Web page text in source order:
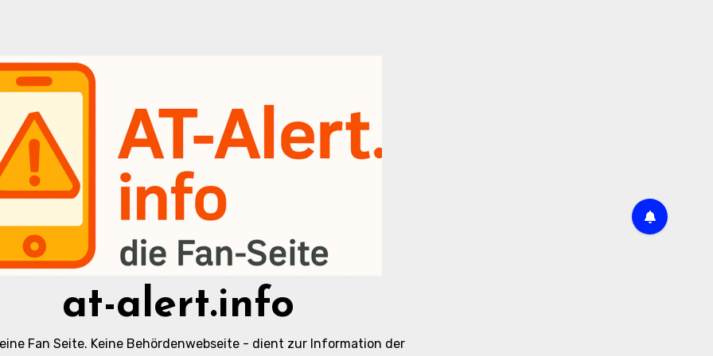
at-alert.info
Fan Seite. Keine Behördenwebseite - dient zur Information der